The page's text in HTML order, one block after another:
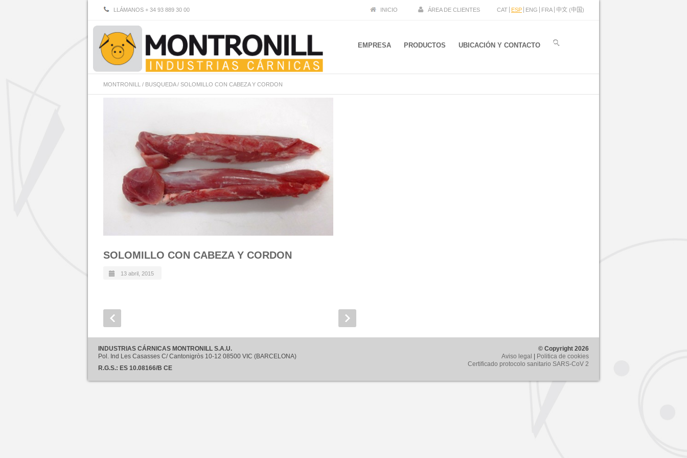
LLÁMANOS + 34 93 889 30 00 INICIO ÁREA DE CLIENTES CAT ESP ENG FRA 中文 (中国)
EMPRESA PRODUCTOS UBICACIÓN Y CONTACTO
MONTRONILL / BUSQUEDA/ SOLOMILLO CON CABEZA Y CORDON
SOLOMILLO CON CABEZA Y CORDON
13 abril, 2015
INDUSTRIAS CÁRNICAS MONTRONILL S.A.U.
Pol. Ind Les Casasses C/ Cantonigròs 10-12 08500 VIC (BARCELONA)
R.G.S.: ES 10.08166/B CE
© Copyright 2026
Aviso legal
Politica de cookies
Certificado protocolo sanitario SARS-CoV 2